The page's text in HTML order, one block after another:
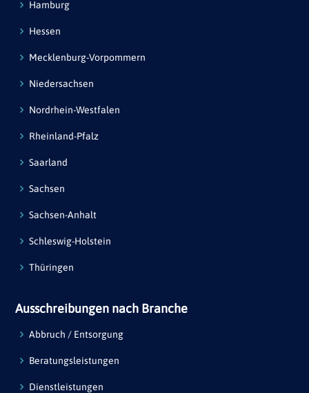
Hamburg
Hessen
Mecklenburg-Vorpommern
Niedersachsen
Nordrhein-Westfalen
Rheinland-Pfalz
Saarland
Sachsen
Sachsen-Anhalt
Schleswig-Holstein
Thüringen
Ausschreibungen nach Branche
Abbruch / Entsorgung
Beratungsleistungen
Dienstleistungen